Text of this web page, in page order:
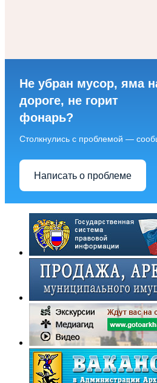
Не убран мусор, яма
дороге, не горит
фонарь?
Столкнулись с проблемой —
Написать о проблеме